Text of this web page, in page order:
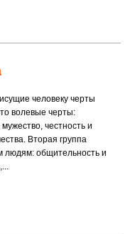
человеку черты
волевые черты:
честность и
Вторая группа
людям: общительность и